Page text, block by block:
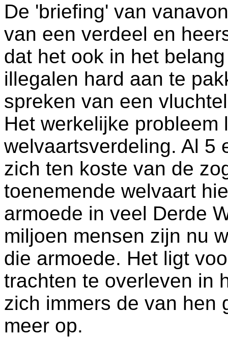
De 'briefing' van
van een verdeel en
dat het ook in het
illegalen hard aan te
spreken van een
Het werkelijke probleem
welvaartsverdeling. Al 5
zich ten koste van de
toenemende welvaart
armoede in veel Derde
miljoen mensen zijn nu
die armoede. Het ligt
trachten te overleven in
zich immers de van hen
meer op.